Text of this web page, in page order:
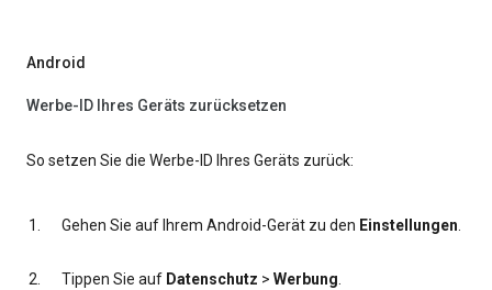
Android
Werbe-ID Ihres Geräts zurücksetzen
So setzen Sie die Werbe-ID Ihres Geräts zurück:
Gehen Sie auf Ihrem Android-Gerät zu den Einstellungen.
Tippen Sie auf Datenschutz > Werbung.